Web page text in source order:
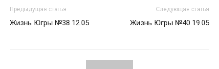
Предыдущая статья
Жизнь Югры №38 12.05
Следующая статья
Жизнь Югры №40 19.05